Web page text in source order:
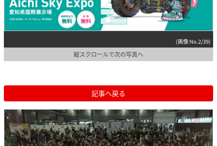
(画像 No.2/39)
縦スクロールで次の写真へ
記事へ戻る